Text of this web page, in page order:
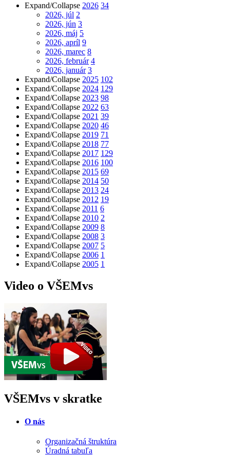
Expand/Collapse 2026 34
2026, júl 2
2026, jún 3
2026, máj 5
2026, apríl 9
2026, marec 8
2026, február 4
2026, január 3
Expand/Collapse 2025 102
Expand/Collapse 2024 129
Expand/Collapse 2023 98
Expand/Collapse 2022 63
Expand/Collapse 2021 39
Expand/Collapse 2020 46
Expand/Collapse 2019 71
Expand/Collapse 2018 77
Expand/Collapse 2017 129
Expand/Collapse 2016 100
Expand/Collapse 2015 69
Expand/Collapse 2014 50
Expand/Collapse 2013 24
Expand/Collapse 2012 19
Expand/Collapse 2011 6
Expand/Collapse 2010 2
Expand/Collapse 2009 8
Expand/Collapse 2008 3
Expand/Collapse 2007 5
Expand/Collapse 2006 1
Expand/Collapse 2005 1
Video o VŠEMvs
VŠEMvs v skratke
O nás
Organizačná štruktúra
Úradná tabuľa